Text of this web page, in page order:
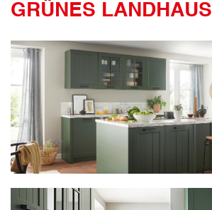
GRÜNES LANDHAUS